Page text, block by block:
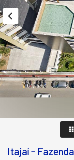
Itajaí - Fazenda